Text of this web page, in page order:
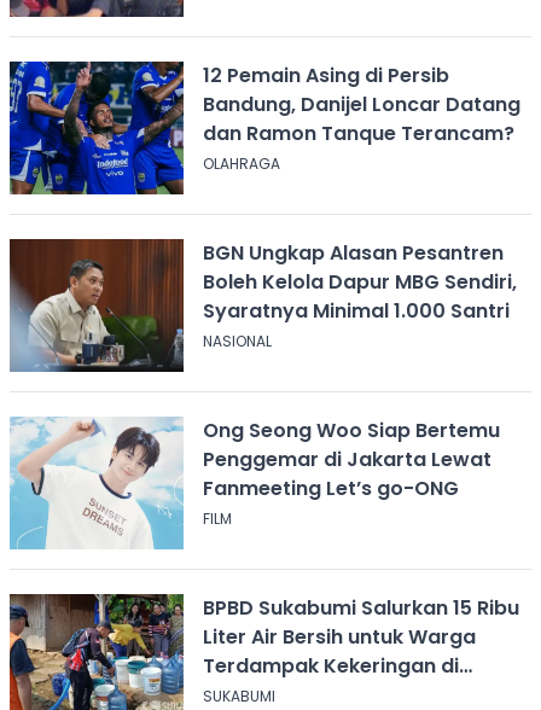
12 Pemain Asing di Persib
Bandung, Danijel Loncar Datang
dan Ramon Tanque Terancam?
OLAHRAGA
BGN Ungkap Alasan Pesantren
Boleh Kelola Dapur MBG Sendiri,
Syaratnya Minimal 1.000 Santri
NASIONAL
Ong Seong Woo Siap Bertemu
Penggemar di Jakarta Lewat
Fanmeeting Let’s go-ONG
FILM
BPBD Sukabumi Salurkan 15 Ribu
Liter Air Bersih untuk Warga
Terdampak Kekeringan di
Cicurug
SUKABUMI